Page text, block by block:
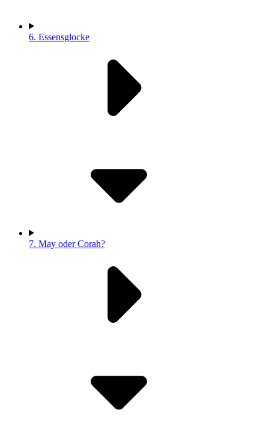
6. Essensglocke
7. May oder Corah?